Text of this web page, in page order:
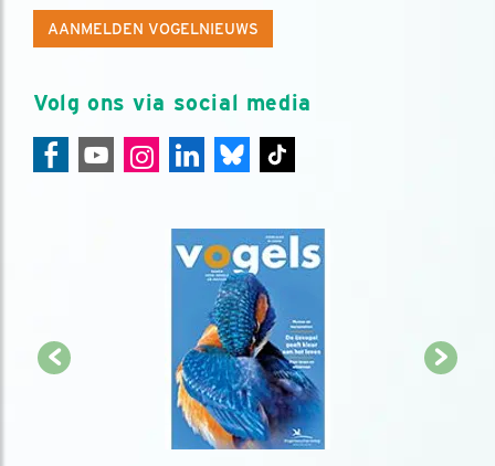
AANMELDEN VOGELNIEUWS
Volg ons via social media